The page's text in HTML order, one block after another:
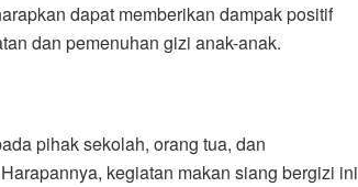
dapat memberikan dampak positif
dan pemenuhan gizi anak-anak.
pihak sekolah, orang tua, dan
kegiatan makan siang bergizi ini